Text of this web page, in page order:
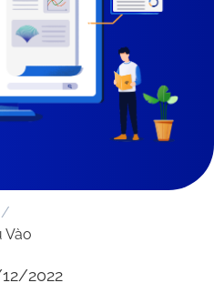
/
Vào
2022